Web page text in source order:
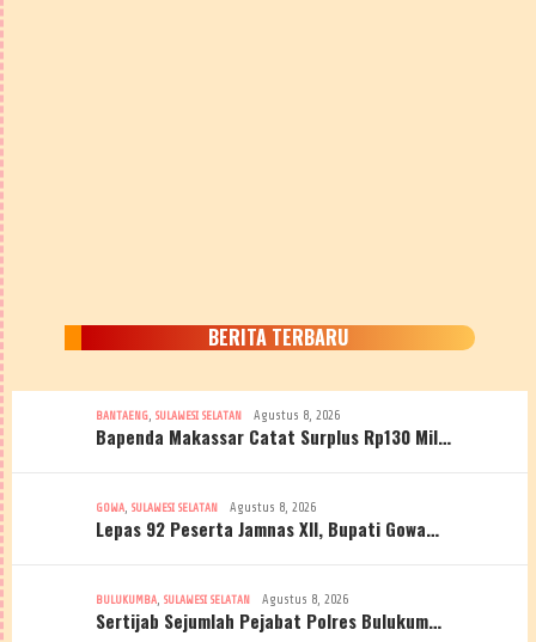
BERITA TERBARU
BANTAENG, SULAWESI SELATAN Agustus 8, 2026
Bapenda Makassar Catat Surplus Rp130 Mil…
GOWA, SULAWESI SELATAN Agustus 8, 2026
Lepas 92 Peserta Jamnas XII, Bupati Gowa…
BULUKUMBA, SULAWESI SELATAN Agustus 8, 2026
Sertijab Sejumlah Pejabat Polres Bulukum…